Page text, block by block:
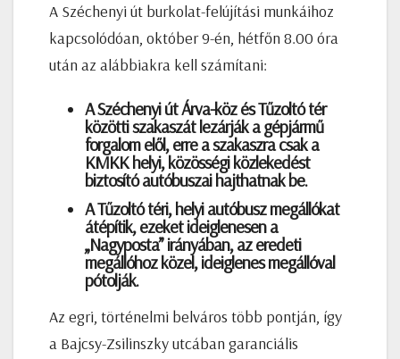
A Széchenyi út burkolat-felújítási munkáihoz
kapcsolódóan, október 9-én, hétfőn 8.00 óra
után az alábbiakra kell számítani:
A Széchenyi út Árva-köz és Tűzoltó tér
közötti szakaszát lezárják a gépjármű
forgalom elől, erre a szakaszra csak a
KMKK helyi, közösségi közlekedést
biztosító autóbuszai hajthatnak be.
A Tűzoltó téri, helyi autóbusz megállókat
átépítik, ezeket ideiglenesen a
„Nagyposta” irányában, az eredeti
megállóhoz közel, ideiglenes megállóval
pótolják.
Az egri, történelmi belváros több pontján, így
a Bajcsy-Zsilinszky utcában garanciális